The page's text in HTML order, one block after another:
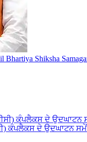
Shiksha
ਕੰਪਲੈਕਸ ਦੇ ਉਦਘਾਟਨ ਸਮੇਂ